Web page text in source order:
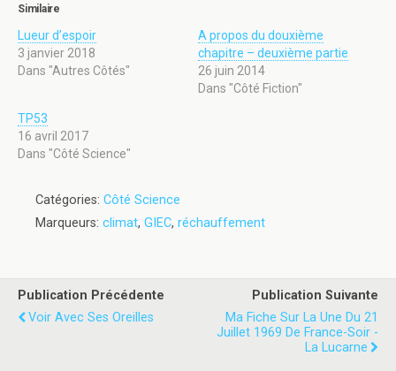
Similaire
Lueur d’espoir
3 janvier 2018
Dans "Autres Côtés"
A propos du douxième
chapitre – deuxième partie
26 juin 2014
Dans "Côté Fiction"
TP53
16 avril 2017
Dans "Côté Science"
Catégories: Côté Science
Marqueurs: climat, GIEC, réchauffement
Publication Précédente
Voir Avec Ses Oreilles
Publication Suivante
Ma Fiche Sur La Une Du 21
Juillet 1969 De France-Soir -
La Lucarne